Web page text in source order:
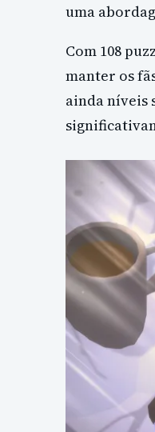
uma
Com 108
manter os
ainda níveis